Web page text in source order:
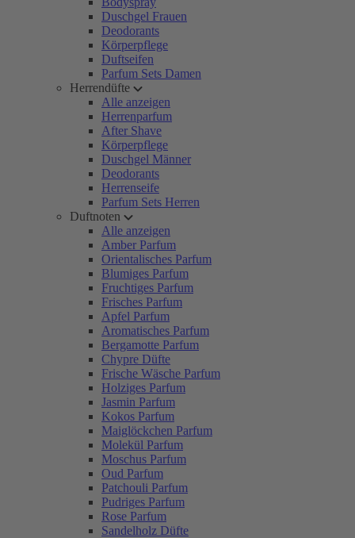
Duschgel Frauen
Deodorants
Körperpflege
Duftseifen
Parfum Sets Damen
Herrendüfte
Alle anzeigen
Herrenparfum
After Shave
Körperpflege
Duschgel Männer
Deodorants
Herrenseife
Parfum Sets Herren
Duftnoten
Alle anzeigen
Amber Parfum
Orientalisches Parfum
Blumiges Parfum
Fruchtiges Parfum
Frisches Parfum
Apfel Parfum
Aromatisches Parfum
Bergamotte Parfum
Chypre Düfte
Frische Wäsche Parfum
Holziges Parfum
Jasmin Parfum
Kokos Parfum
Maiglöckchen Parfum
Molekül Parfum
Moschus Parfum
Oud Parfum
Patchouli Parfum
Pudriges Parfum
Rose Parfum
Sandelholz Düfte